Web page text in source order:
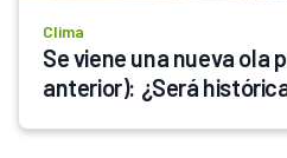
Clima
Se viene una nueva ola
anterior): ¿Será